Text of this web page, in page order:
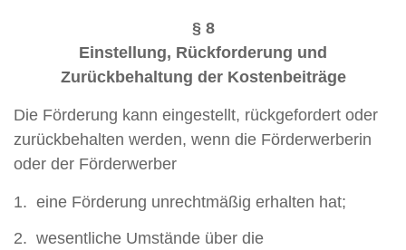
§ 8
Einstellung, Rückforderung und
Zurückbehaltung der Kostenbeiträge
Die Förderung kann eingestellt, rückgefordert oder
zurückbehalten werden, wenn die Förderwerberin
oder der Förderwerber
eine Förderung unrechtmäßig erhalten hat;
wesentliche Umstände über die